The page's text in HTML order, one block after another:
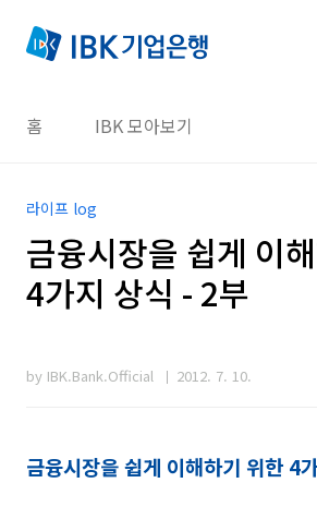
홈 IBK 모아보기
라이프 log
금융시장을 쉽게 이
4가지 상식 - 2부
by IBK.Bank.Official 2012. 7. 10.
금융시장을 쉽게 이해하기 위한 4